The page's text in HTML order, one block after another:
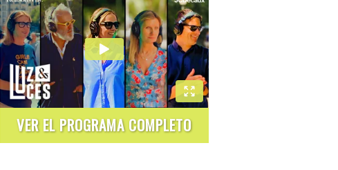
VER EL PROGRAMA COMPLETO